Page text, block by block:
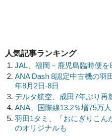
人気記事ランキング
JAL、福岡－鹿児島臨時便
ANA Dash 8認定中古機の
年8月2日-8日
デルタ航空、成田7年ぶり
ANA、国際線13.2％増75万
羽田1タミ、「おにぎりこ
のオリジナルも